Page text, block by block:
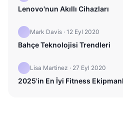
Lenovo'nun Akıllı Cihazları
Mark Davis · 12 Eyl 2020
Bahçe Teknolojisi Trendleri
Lisa Martinez · 27 Eyl 2020
2025'in En İyi Fitness